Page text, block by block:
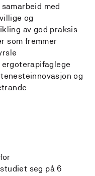
med
og
av god praksis
som fremmer
og
seg på 6